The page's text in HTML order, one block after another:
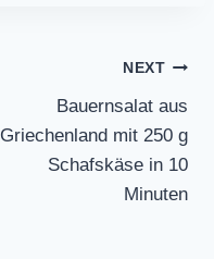
NEXT
Bauernsalat aus
Griechenland mit 250 g
Schafskäse in 10
Minuten